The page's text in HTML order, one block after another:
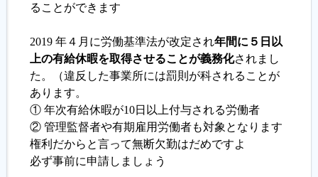
ることができます
2019 年４月に労働基準法が改定され年間に５日以
上の有給休暇を取得させることが義務化されまし
た。（違反した事業所には罰則が科されることが
あります。
① 年次有給休暇が10日以上付与される労働者
② 管理監督者や有期雇用労働者も対象となります
権利だからと言って無断欠勤はだめですよ
必ず事前に申請しましょう